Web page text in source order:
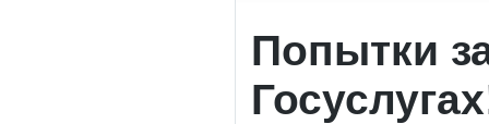
Попытки